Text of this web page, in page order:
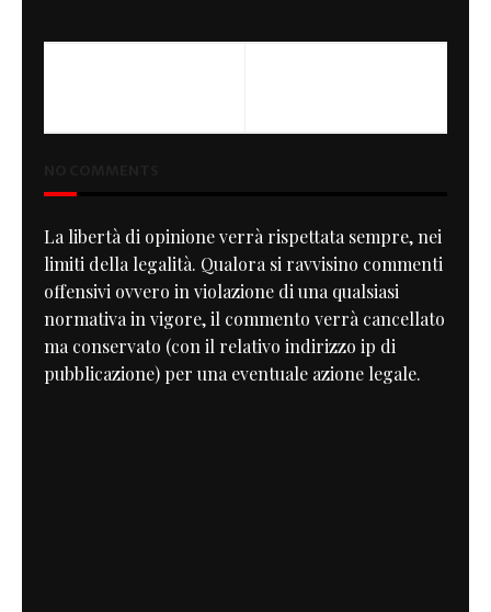
La libertà di opinione verrà rispettata sempre, nei
limiti della legalità. Qualora si ravvisino commenti
offensivi ovvero in violazione di una qualsiasi
normativa in vigore, il commento verrà cancellato
ma conservato (con il relativo indirizzo ip di
pubblicazione) per una eventuale azione legale.